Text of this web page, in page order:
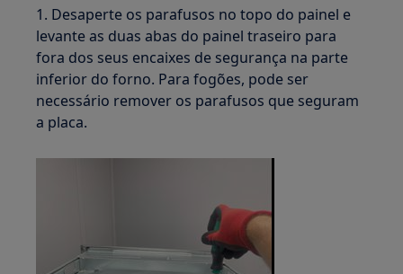
1. Desaperte os parafusos no topo do painel e
levante as duas abas do painel traseiro para
fora dos seus encaixes de segurança na parte
inferior do forno. Para fogões, pode ser
necessário remover os parafusos que seguram
a placa.